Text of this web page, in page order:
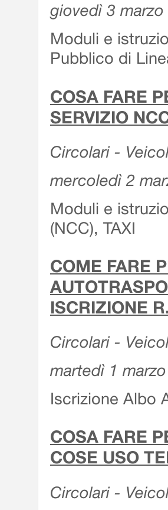
giovedì 3 marzo
Moduli e
Pubblico di
COSA FARE
SERVIZIO
Circolari -
mercoledì 2
Moduli e
(NCC), TAXI
COME FARE
ISCRIZIONE
Circolari -
martedì 1
Iscrizione Albo
COSA FARE
COSE USO
Circolari -